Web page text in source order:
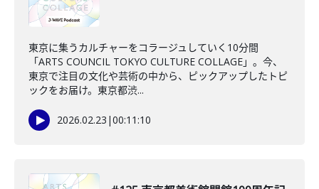
東京に集うカルチャーをコラージュしていく10分間
「ARTS COUNCIL TOKYO CULTURE COLLAGE」。今、
東京で注目の文化や芸術の中から、ピックアップしたトピ
ックをお届け。東京都渋...
2026.02.23 |00:11:10